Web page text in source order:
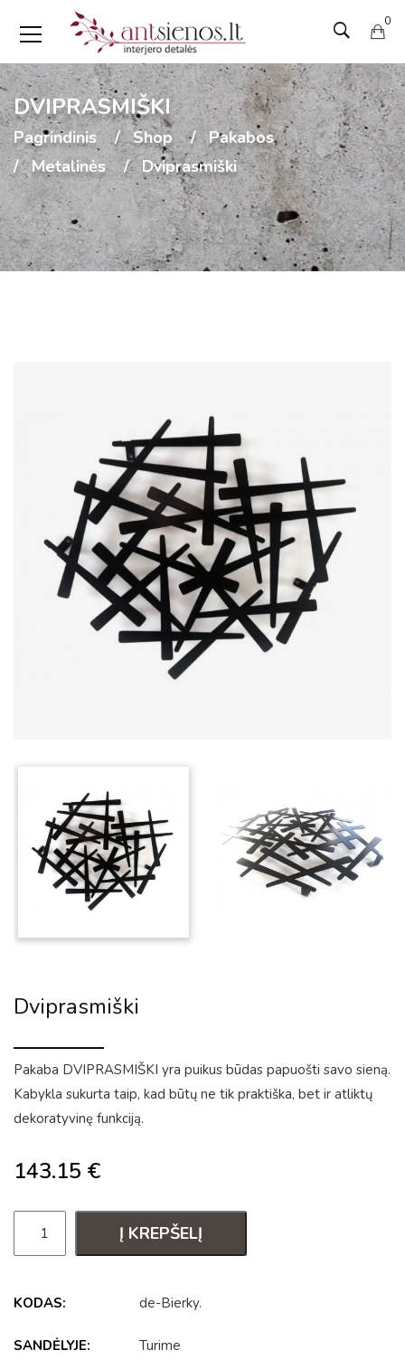
0
DVIPRASMIŠKI
Pagrindinis Shop
Pakabos
Metalinės
Dviprasmiški
Dviprasmiški
Pakaba DVIPRASMIŠKI yra puikus būdas papuošti savo sieną.
Kabykla sukurta taip, kad būtų ne tik praktiška, bet ir atliktų
dekoratyvinę funkciją.
143.15 €
Į KREPŠELĮ
KODAS: de-Bierky.
SANDĖLYJE: Turime